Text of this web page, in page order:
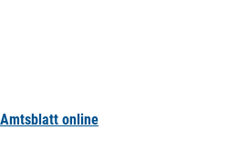
Amtsblatt online